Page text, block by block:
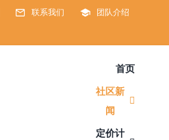
联系我们
团队介绍
首页
社区新
闻
定价计